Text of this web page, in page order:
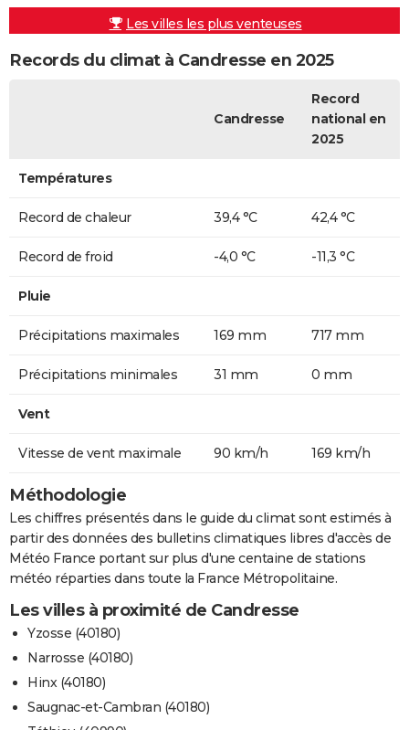
Les villes les plus venteuses
Records du climat à Candresse en 2025
Candresse
Record
national en
2025
Températures
Record de chaleur 39,4 °C 42,4 °C
Record de froid -4,0 °C -11,3 °C
Pluie
Précipitations maximales 169 mm 717 mm
Précipitations minimales 31 mm 0 mm
Vent
Vitesse de vent maximale 90 km/h 169 km/h
Méthodologie
Les chiffres présentés dans le guide du climat sont estimés à
partir des données des bulletins climatiques libres d'accès de
Météo France portant sur plus d'une centaine de stations
météo réparties dans toute la France Métropolitaine.
Les villes à proximité de Candresse
Yzosse (40180)
Narrosse (40180)
Hinx (40180)
Saugnac-et-Cambran (40180)